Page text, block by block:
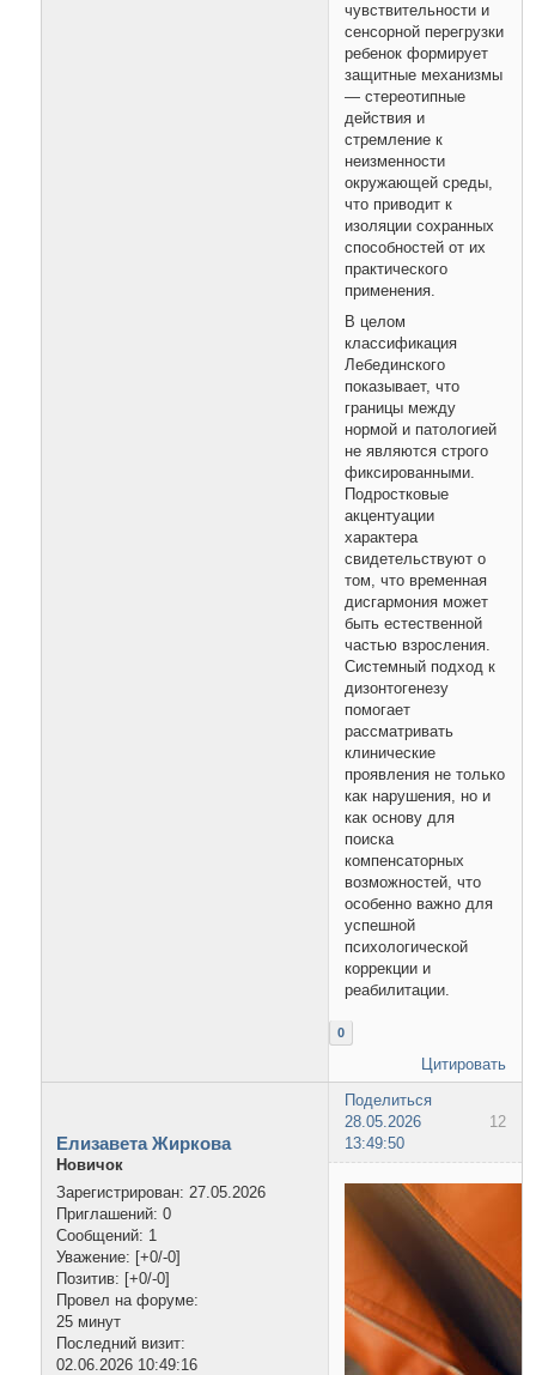
чувствительности и
сенсорной перегрузки
ребенок формирует
защитные механизмы
— стереотипные
действия и
стремление к
неизменности
окружающей среды,
что приводит к
изоляции сохранных
способностей от их
практического
применения.
В целом
классификация
Лебединского
показывает, что
границы между
нормой и патологией
не являются строго
фиксированными.
Подростковые
акцентуации
характера
свидетельствуют о
том, что временная
дисгармония может
быть естественной
частью взросления.
Системный подход к
дизонтогенезу
помогает
рассматривать
клинические
проявления не только
как нарушения, но и
как основу для
поиска
компенсаторных
возможностей, что
особенно важно для
успешной
психологической
коррекции и
реабилитации.
0
Цитировать
Поделиться
12
28.05.2026
13:49:50
Елизавета Жиркова
Новичок
Зарегистрирован: 27.05.2026
Приглашений: 0
Сообщений: 1
Уважение:
[+0/-0]
Позитив:
[+0/-0]
Провел на форуме:
25 минут
Последний визит:
02.06.2026 10:49:16